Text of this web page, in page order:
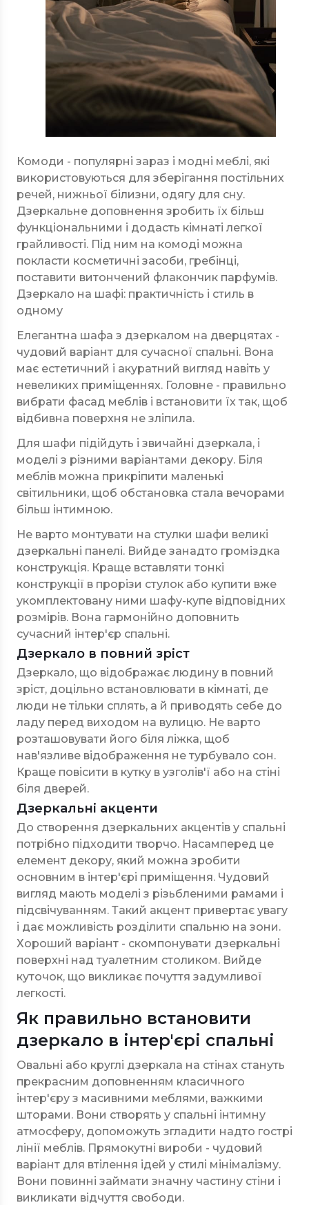
Комоди - популярні зараз і модні меблі, які
використовуються для зберігання постільних
речей, нижньої білизни, одягу для сну.
Дзеркальне доповнення зробить їх більш
функціональними і додасть кімнаті легкої
грайливості. Під ним на комоді можна
покласти косметичні засоби, гребінці,
поставити витончений флакончик парфумів.
Дзеркало на шафі: практичність і стиль в
одному
Елегантна шафа з дзеркалом на дверцятах -
чудовий варіант для сучасної спальні. Вона
має естетичний і акуратний вигляд навіть у
невеликих приміщеннях. Головне - правильно
вибрати фасад меблів і встановити їх так, щоб
відбивна поверхня не зліпила.
Для шафи підійдуть і звичайні дзеркала, і
моделі з різними варіантами декору. Біля
меблів можна прикріпити маленькі
світильники, щоб обстановка стала вечорами
більш інтимною.
Не варто монтувати на стулки шафи великі
дзеркальні панелі. Вийде занадто громіздка
конструкція. Краще вставляти тонкі
конструкції в прорізи стулок або купити вже
укомплектовану ними шафу-купе відповідних
розмірів. Вона гармонійно доповнить
сучасний інтер'єр спальні.
Дзеркало в повний зріст
Дзеркало, що відображає людину в повний
зріст, доцільно встановлювати в кімнаті, де
люди не тільки сплять, а й приводять себе до
ладу перед виходом на вулицю. Не варто
розташовувати його біля ліжка, щоб
нав'язливе відображення не турбувало сон.
Краще повісити в кутку в узголів'ї або на стіні
біля дверей.
Дзеркальні акценти
До створення дзеркальних акцентів у спальні
потрібно підходити творчо. Насамперед це
елемент декору, який можна зробити
основним в інтер'єрі приміщення. Чудовий
вигляд мають моделі з різьбленими рамами і
підсвічуванням. Такий акцент привертає увагу
і дає можливість розділити спальню на зони.
Хороший варіант - скомпонувати дзеркальні
поверхні над туалетним столиком. Вийде
куточок, що викликає почуття задумливої
легкості.
Як правильно встановити
дзеркало в інтер'єрі спальні
Овальні або круглі дзеркала на стінах стануть
прекрасним доповненням класичного
інтер'єру з масивними меблями, важкими
шторами. Вони створять у спальні інтимну
атмосферу, допоможуть згладити надто гострі
лінії меблів. Прямокутні вироби - чудовий
варіант для втілення ідей у стилі мінімалізму.
Вони повинні займати значну частину стіни і
викликати відчуття свободи.